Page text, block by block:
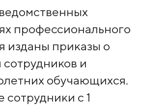
профессионального
изданы приказы о
и
обучающихся.
с 1